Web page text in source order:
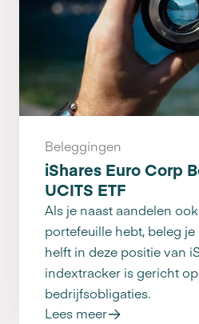
Beleggingen
iShares Euro Corp
UCITS ETF
Als je naast aandelen
portefeuille hebt, beleg
helft in deze positie van
indextracker is gericht
bedrijfsobligaties.
Lees meer